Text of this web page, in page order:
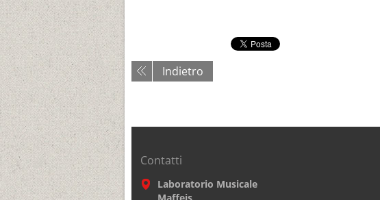
Indietro
Contatti
Laboratorio Musicale